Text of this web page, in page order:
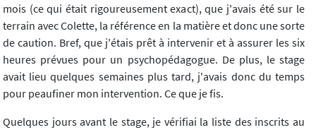
mois (ce qui était rigoureusement exact), que j'avais été sur le
terrain avec Colette, la référence en la matière et donc une sorte
de caution. Bref, que j'étais prêt à intervenir et à assurer les six
heures prévues pour un psychopédagogue. De plus, le stage
avait lieu quelques semaines plus tard, j'avais donc du temps
pour peaufiner mon intervention. Ce que je fis.
Quelques jours avant le stage, je vérifiai la liste des inscrits au